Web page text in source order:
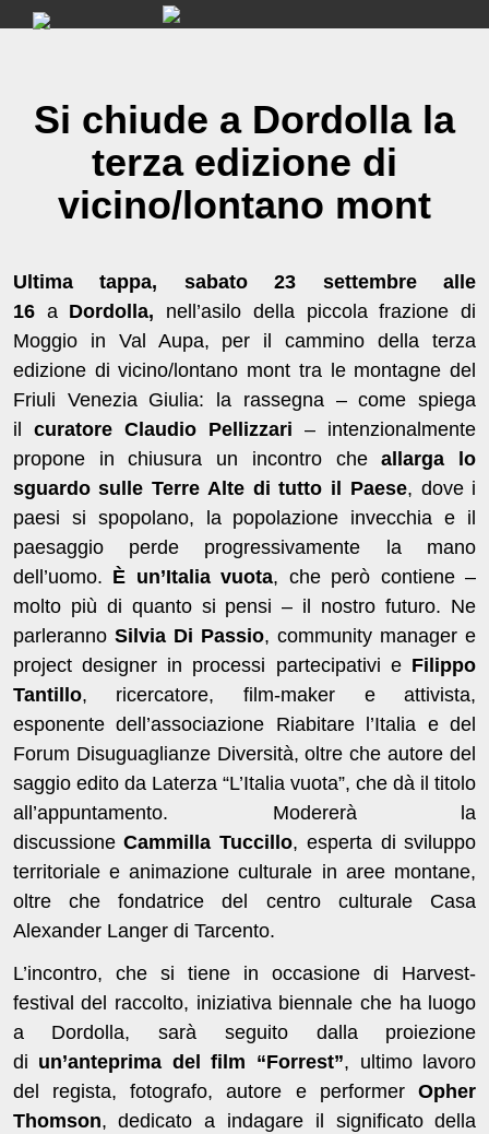
Skip
Si chiude a Dordolla la
terza edizione di
vicino/lontano mont
Ultima tappa, sabato 23 settembre alle
16 a Dordolla, nell’asilo della piccola frazione di
Moggio in Val Aupa, per
il cammino della terza
edizione di vicino/lontano mont tra le montagne del
Friuli Venezia Giulia: la rassegna – come spiega
il curatore Claudio Pellizzari – intenzionalmente
propone in chiusura un incontro cheallarga lo
sguardo sulle Terre Alte di tutto il Paese, dove i
paesi si spopolano, la popolazione invecchia e il
paesaggio perde progressivamente la mano
dell’uomo. È un’Italia vuota, che però contiene –
molto più di quanto si pensi – il nostro futuro. Ne
parleranno Silvia Di Passio, community manager e
project designer in processi partecipativi e Filippo
Tantillo, ricercatore, film-maker e attivista,
esponente dell’associazione Riabitare l’Italia e del
Forum Disuguaglianze Diversità, oltre che autore del
saggio edito da Laterza “L’Italia vuota”, che dà il titolo
all’appuntamento.
Modererà la
discussioneCammilla Tuccillo, esperta di sviluppo
territoriale e animazione culturale in aree montane,
oltre che fondatrice del centro culturale Casa
Alexander Langer di Tarcento.
L’incontro, che si tiene in occasione di Harvest-
festival del raccolto, iniziativa biennale che ha luogo
a Dordolla, sarà seguito dalla proiezione
di un’anteprima del film “Forrest”, ultimo lavoro
del regista, fotografo, autore e performerOpher
Thomson, dedicato a indagare il significato della